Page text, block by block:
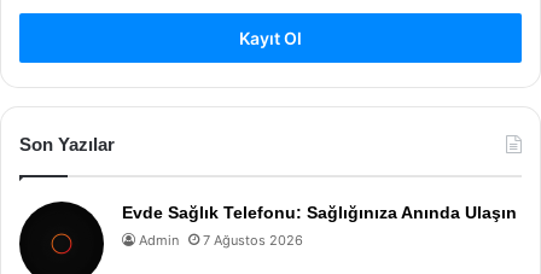
Kayıt Ol
Son Yazılar
Evde Sağlık Telefonu: Sağlığınıza Anında Ulaşın
Admin 7 Ağustos 2026